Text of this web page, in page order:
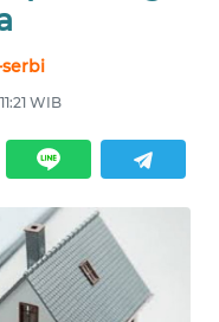
serbi
WIB